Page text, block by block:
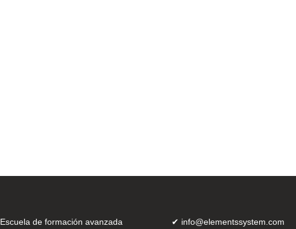
Escuela de formación avanzada
✔ info@elementssystem.com